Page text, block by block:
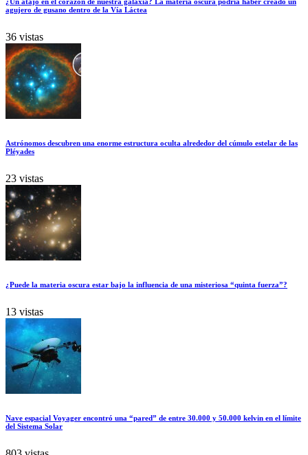
agujero de gusano dentro de la Vía Láctea
36 vistas
Astrónomos descubren una enorme estructura oculta alrededor del cúmulo estelar de las
Pléyades
23 vistas
¿Puede la materia oscura estar bajo la influencia de una misteriosa “quinta fuerza”?
13 vistas
Nave espacial Voyager encontró una “pared” de entre 30.000 y 50.000 kelvin en el límite
del Sistema Solar